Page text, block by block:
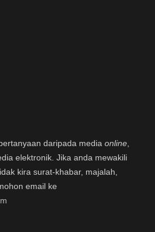
daripada media online
elektronik. Jika anda mewakili
kira surat-khabar, majalah,
email ke